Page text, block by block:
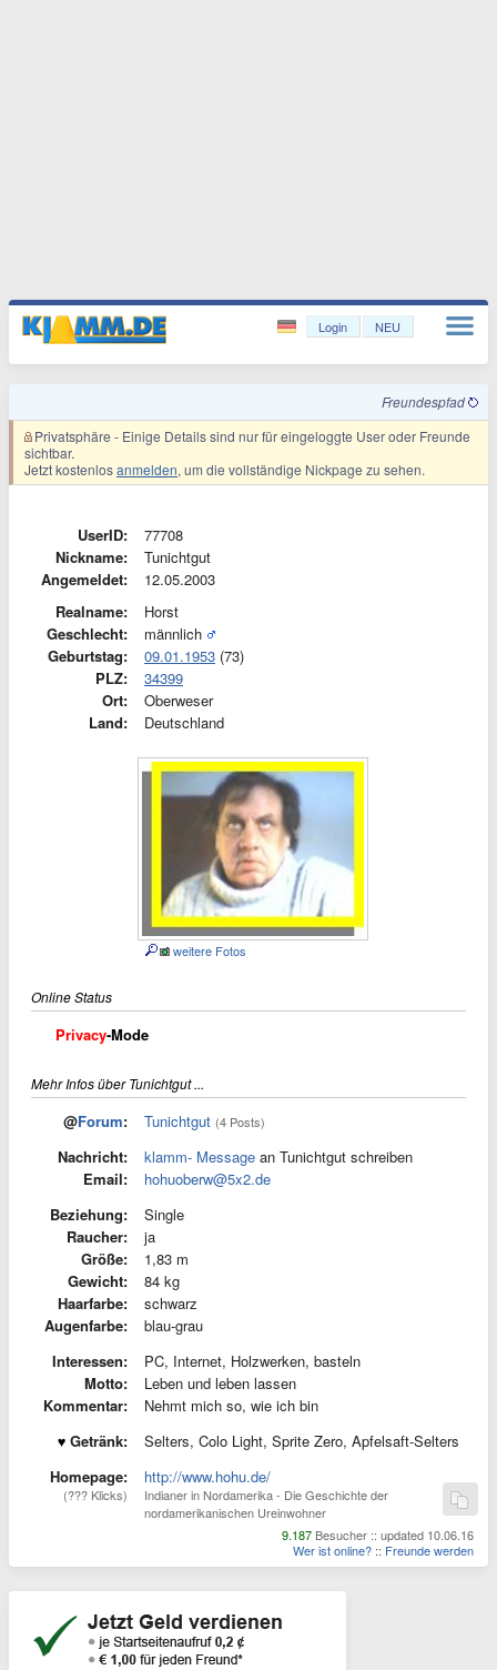
Login NEU
Freundespfad
Privatsphäre - Einige Details sind nur für eingeloggte User oder Freunde
sichtbar.
Jetzt kostenlosanmelden, um die vollständige Nickpage zu sehen.
UserID:
77708
Nickname:
Tunichtgut
Angemeldet:
12.05.2003
Realname:
Horst
Geschlecht:
männlich
Geburtstag:
09.01.1953 (73)
PLZ:
34399
Ort:
Oberweser
Land:
Deutschland
weitere Fotos
Online Status
Privacy-Mode
Mehr Infos über Tunichtgut ...
@Forum: Tunichtgut (4 Posts)
Nachricht: klamm- Message an Tunichtgut schreiben
Email:
hohuoberw@5x2.de
Beziehung:
Single
Raucher:
ja
Größe:
1,83 m
Gewicht:
84 kg
Haarfarbe:
schwarz
Augenfarbe:
blau-grau
Interessen:
PC, Internet, Holzwerken, basteln
Motto:
Leben und leben lassen
Kommentar:
Nehmt mich so, wie ich bin
Getränk:
Selters, Colo Light, Sprite Zero, Apfelsaft-Selters
Homepage:
(??? Klicks)
http://www.hohu.de/
Indianer in Nordamerika - Die Geschichte der
nordamerikanischen Ureinwohner
9.187 Besucher :: updated 10.06.16
Wer ist online? :: Freunde werden